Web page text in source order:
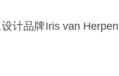
计品牌Iris van Herpen